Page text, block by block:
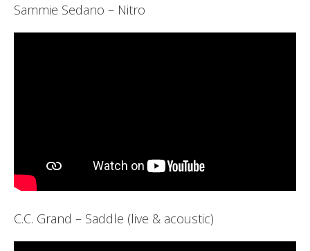
Sammie Sedano – Nitro
C.C. Grand – Saddle (live & acoustic)